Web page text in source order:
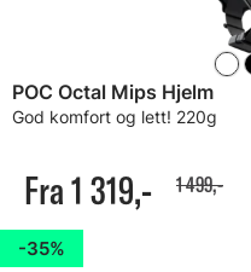
POC Octal Mips Hjelm
God komfort og lett! 220g
Fra 1 319,- 1 499,-
35%